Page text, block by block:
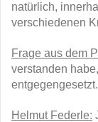
natürlich,
verschiedenen
Frage aus dem
verstanden
Helmut Federle: